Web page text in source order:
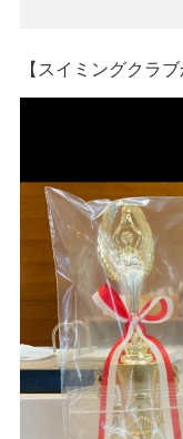
【スイミングクラ